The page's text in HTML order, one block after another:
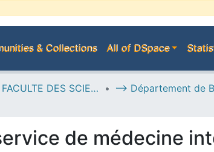
& Collections All of DSpace
H--> FACULTE DES SCIENCES DE LA NATURE ET DE LA VIE
de médecine